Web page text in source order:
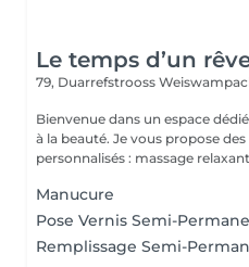
Le temps d’un
79, Duarrefstrooss
Bienvenue dans un espace
à la beauté. Je vous propose des massages bien-être
personnalisés : massage
Manucure
Pose Vernis Semi-
Remplissage Semi-